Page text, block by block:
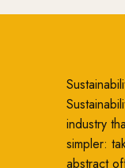
industry
simpler:
abstract